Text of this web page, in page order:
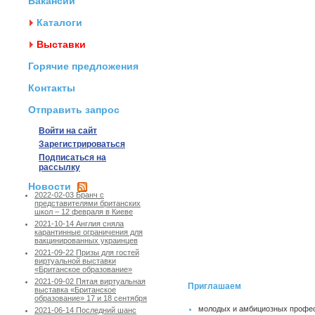
Каталоги
Выставки
Горячие предложения
Контакты
Отправить запрос
Войти на сайт
Зарегистрироваться
Подписаться на
рассылку
Новости
2022-02-03 Бранч с
представителями британских
школ – 12 февраля в Киеве
2021-10-14 Англия сняла
карантинные ограничения для
вакцинированных украинцев
2021-09-22 Призы для гостей
виртуальной выставки
«Британское образование»
2021-09-02 Пятая виртуальная
выставка «Британское
образование» 17 и 18 сентября
2021-06-14 Последний шанс
Приглашаем
молодых и